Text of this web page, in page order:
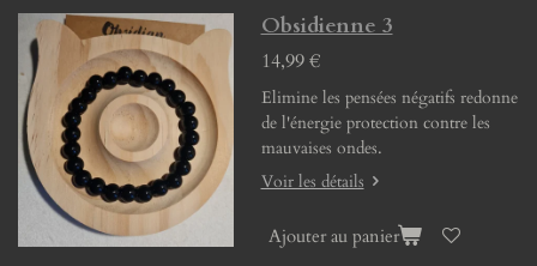
Obsidienne 3
14,99 €
Elimine les pensées négatifs redonne
de l'énergie protection contre les
mauvaises ondes.
Voir les détails
Ajouter au panier